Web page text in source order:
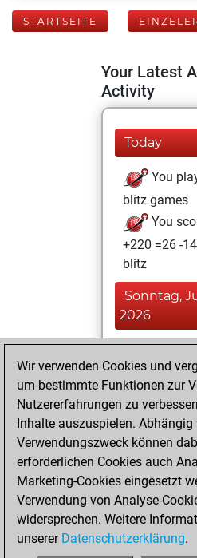
STARTSEITE
Your Latest
Activity
Today
You
blitz games
You
+220 =26 -
blitz
Sonntag,
2026
You
slow games
You
=1 -2 in
Dienstag,
2013
You
bullet games
You
Wir verwenden Cookies und
um bestimmte Funktionen zur
Nutzererfahrungen zu
Inhalte auszuspielen. Abhängig
Verwendungszweck können
erforderlichen Cookies auch
Marketing-Cookies eingesetzt
Verwendung von Analyse-
widersprechen. Weitere
unserer Datenschutzerklärung.